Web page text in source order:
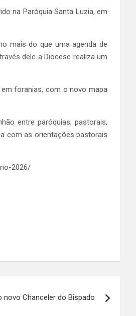
na Paróquia Santa Luzia, em
mais do que uma agenda de
dele a Diocese realiza um
foranias, com o novo mapa
entre paróquias, pastorais,
com as orientações pastorais
2026/
Chanceler do Bispado